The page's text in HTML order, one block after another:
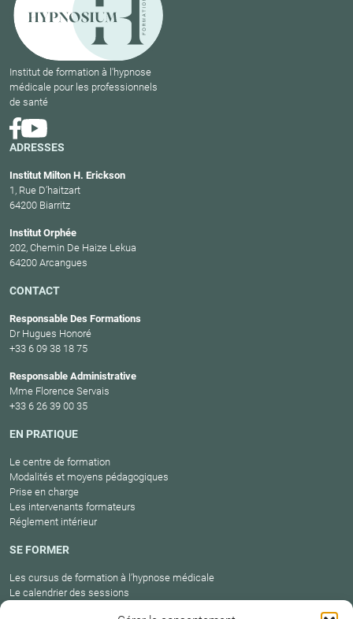
Institut de formation à l'hypnose
médicale pour les professionnels
de santé
ADRESSES
Institut Milton H. Erickson
1, Rue D’haitzart
64200 Biarritz
Institut Orphée
202, Chemin De Haize Lekua
64200 Arcangues
CONTACT
Responsable Des Formations
Dr Hugues Honoré
+33 6 09 38 18 75
Responsable Administrative
Mme Florence Servais
+33 6 26 39 00 35
EN PRATIQUE
Le centre de formation
Modalités et moyens pédagogiques
Prise en charge
Les intervenants formateurs
Réglement intérieur
SE FORMER
Les cursus de formation à l’hypnose médicale
Le calendrier des sessions